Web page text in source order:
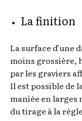
La finition
La surface d’une
moins grossière,
par les graviers
Il est possible de
maniée en larges
du tirage à la